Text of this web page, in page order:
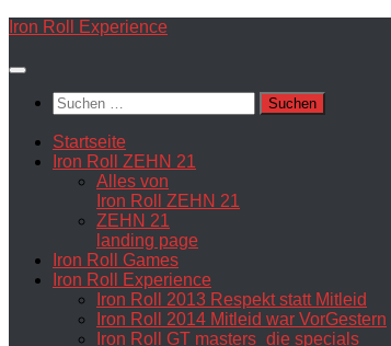
Zum
springen
Iron Roll Experience
Suchen
nach:
Startseite
Iron Roll ZEHN 21
Alles von
Iron Roll ZEHN 21
ZEHN 21
landing page
Iron Roll Games
Iron Roll Experience
Iron Roll 2013 Respekt statt Mitleid
Iron Roll 2014 Mitleid war VorGestern
Iron Roll GT masters_die specials